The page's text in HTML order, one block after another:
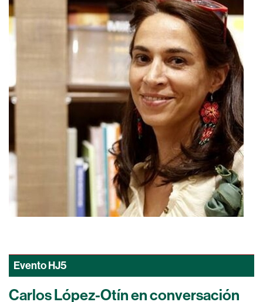
EventoHJ5
Carlos López-Otín en conversación